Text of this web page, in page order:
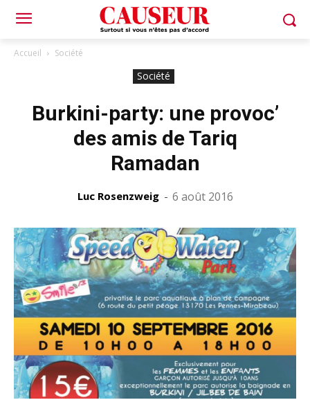
Accueil Société
Société
Burkini-party: une provoc’
des amis de Tariq
Ramadan
Luc Rosenzweig - 6 août 2016